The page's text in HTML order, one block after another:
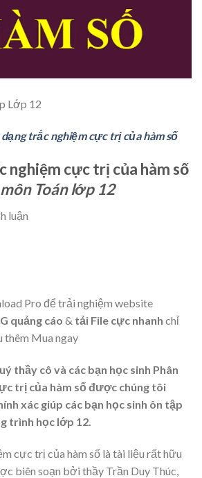
Lớp 12
dạng trắc nghiệm cực trị của hàm số
nghiệm cực trị của hàm số
Toán lớp 12
luận
Pro để trải nghiệm website
quảng cáo & tải File cực nhanh chỉ
thêm Mua ngay
thầy cô và các bạn học sinh Phân
trị của hàm số được chúng tôi
xác giúp các bạn học sinh ôn tập
trình học lớp 12.
cực trị của hàm số là tài liệu rất hữu
biên soạn bởi thầy Trần Duy Thúc,